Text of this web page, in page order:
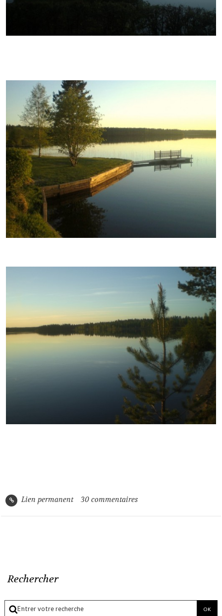
Lien permanent 30 commentaires
Rechercher